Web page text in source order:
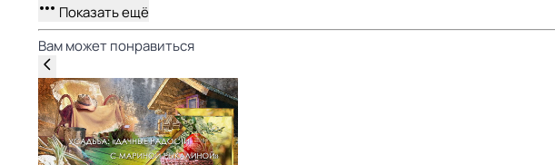
Показать ещё
Вам может понравиться